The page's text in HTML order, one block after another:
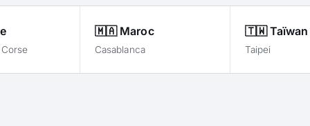
Corse
🇲🇦 Maroc
Casablanca
🇹🇼 Taïwan
Taipei